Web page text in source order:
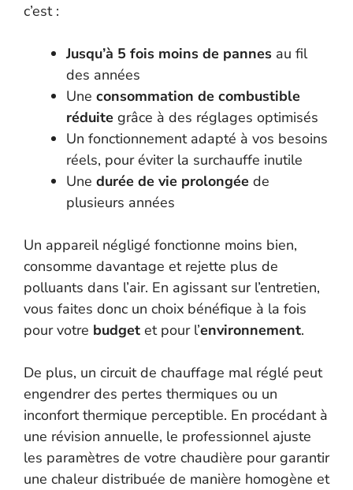
c’est :
Jusqu’à 5 fois moins de pannes au fil
des années
Une consommation de combustible
réduite grâce à des réglages optimisés
Un fonctionnement adapté à vos besoins
réels, pour éviter la surchauffe inutile
Une durée de vie prolongée de
plusieurs années
Un appareil négligé fonctionne moins bien,
consomme davantage et rejette plus de
polluants dans l’air. En agissant sur l’entretien,
vous faites donc un choix bénéfique à la fois
pour votre budget et pour l’environnement.
De plus, un circuit de chauffage mal réglé peut
engendrer des pertes thermiques ou un
inconfort thermique perceptible. En procédant à
une révision annuelle, le professionnel ajuste
les paramètres de votre chaudière pour garantir
une chaleur distribuée de manière homogène et